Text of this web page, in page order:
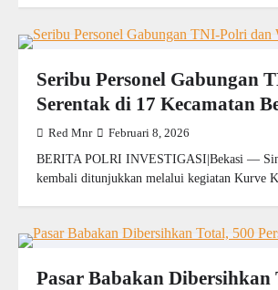
Seribu Personel Gabungan
Serentak di 17 Kecamatan
Red Mnr Februari 8, 2026
BERITA POLRI INVESTIGASI|Bekasi —
kembali ditunjukkan melalui kegiatan Kurve
Pasar Babakan